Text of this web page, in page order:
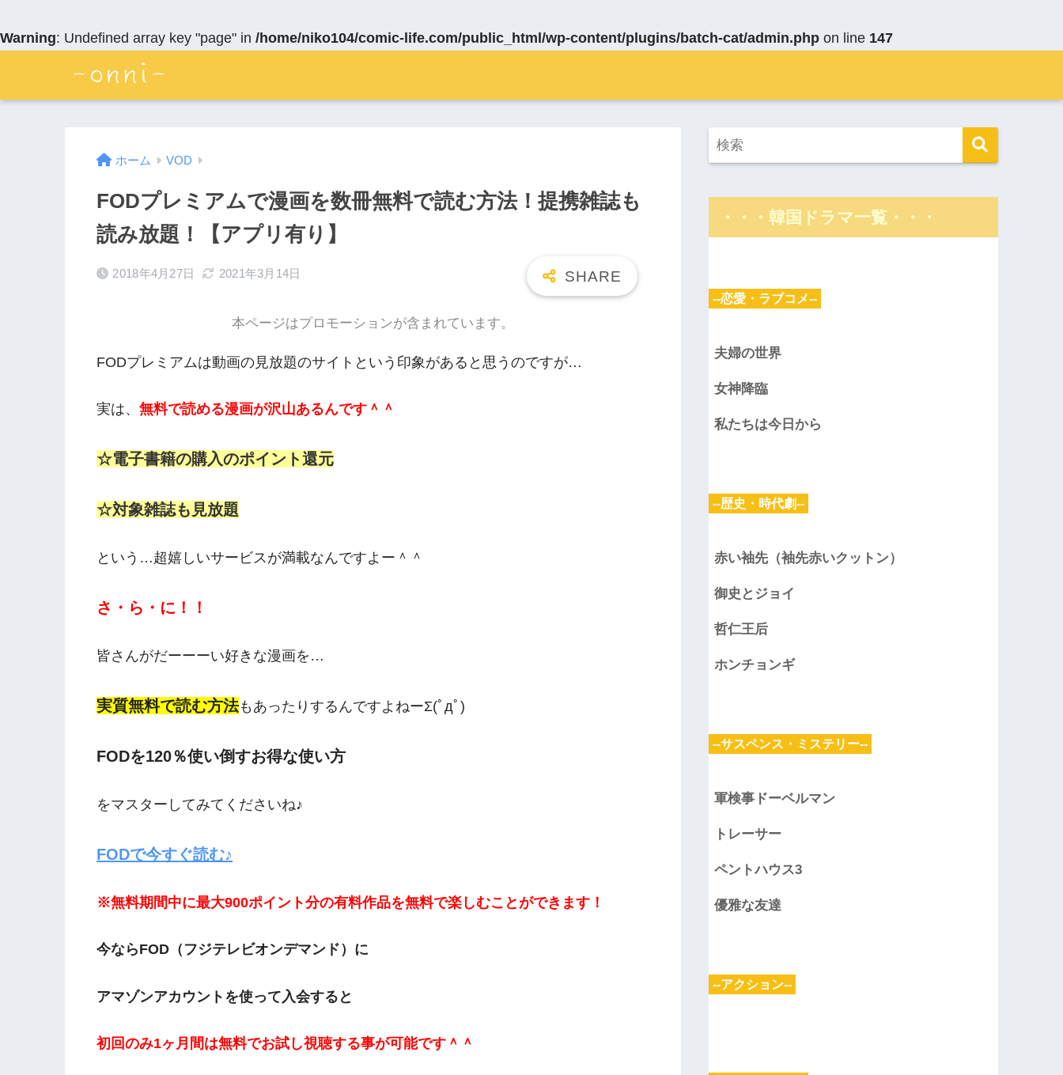
Warning: Undefined array key "page" in /home/niko104/comic-life.com/public_html/wp-content/plugins/batch-cat/admin.php on line 147
ホーム VOD
FODプレミアムで漫画を数冊無料で読む方法！提携雑誌も
読み放題！【アプリ有り】
2018年4月27日 2021年3月14日
本ページはプロモーションが含まれています。
FODプレミアムは動画の見放題のサイトという印象があると思うのですが…
実は、 無料で読める漫画が沢山あるんです＾＾
☆電子書籍の購入のポイント還元
☆対象雑誌も見放題
という…超嬉しいサービスが満載なんですよー＾＾
さ・ら・に！！
皆さんがだーーーい好きな漫画を…
実質無料で読む方法もあったりするんですよねーΣ(ﾟдﾟ)
FODを120％使い倒すお得な使い方
をマスターしてみてくださいね♪
FODで今すぐ読む♪
※無料期間中に最大900ポイント分の有料作品を無料で楽しむことができます！
今ならFOD（フジテレビオンデマンド）に
アマゾンアカウントを使って入会すると
初回のみ1ヶ月間は無料でお試し視聴する事が可能です＾＾
・・・韓国ドラマ一覧・・・
--恋愛・ラブコメ--
夫婦の世界
女神降臨
私たちは今日から
--歴史・時代劇--
赤い袖先（袖先赤いクットン）
御史とジョイ
哲仁王后
ホンチョンギ
--サスペンス・ミステリー--
軍検事ドーベルマン
トレーサー
ペントハウス3
優雅な友達
--アクション--